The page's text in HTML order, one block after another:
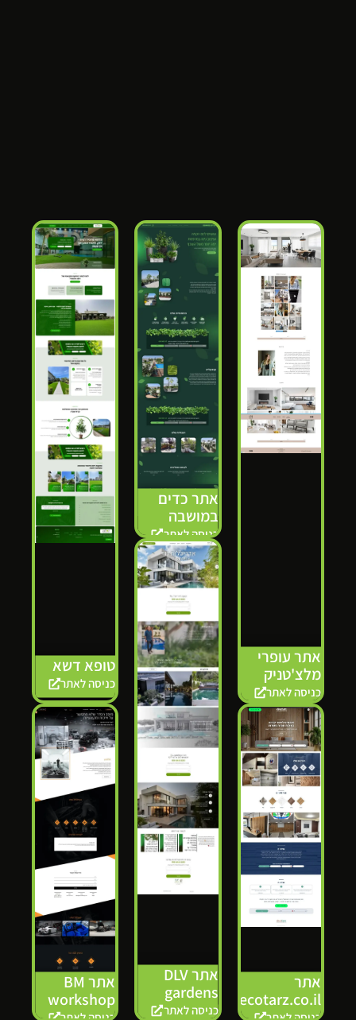
אתר עופרי
מלצ'טניק
כניסה לאתר
אתר
Decotarz.co.il
אתר כדים
במושבה
כניסה לאתר
אתר DLV
gardens
כניסה לאתר
טופא דשא
כניסה לאתר
אתר BM
workshop